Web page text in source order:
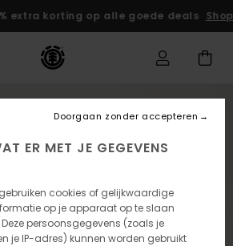
extra korting op alle goede deals
ER MET JE GEGEVENS
cookies of gelijkwaardige
op je apparaat op te slaan
persoonsgegevens (zoals je
je IP-adres) kunnen worden gebruikt
Doorgaan zonder accepteren